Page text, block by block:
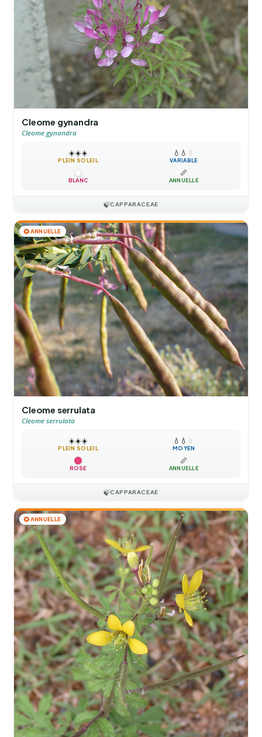
Cleome gynandra
Cleome gynandra
☀️☀️☀️
PLEIN SOLEIL
💧 💧 💧
VARIABLE
BLANC
📏
ANNUELLE
🍃CAPPARACEAE
🌻ANNUELLE
Cleome serrulata
Cleome serrulata
☀️☀️☀️
PLEIN SOLEIL
💧 💧 💧
MOYEN
ROSE
📏
ANNUELLE
🍃CAPPARACEAE
🌻ANNUELLE